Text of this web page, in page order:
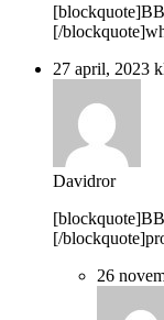
[/
27 april, 2023
Davidror
[/
26